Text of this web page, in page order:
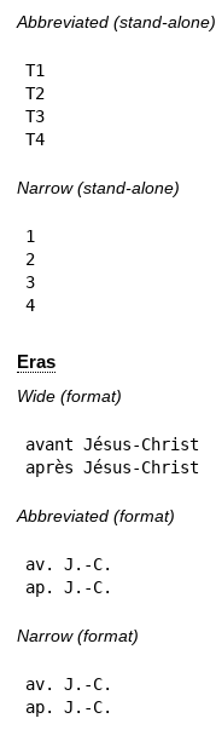
Abbreviated (stand-alone)
T1
T2
T3
T4
Narrow (stand-alone)
1
2
3
4
Eras
Wide (format)
avant Jésus-Christ
après Jésus-Christ
Abbreviated (format)
av. J.-C.
ap. J.-C.
Narrow (format)
av. J.-C.
ap. J.-C.